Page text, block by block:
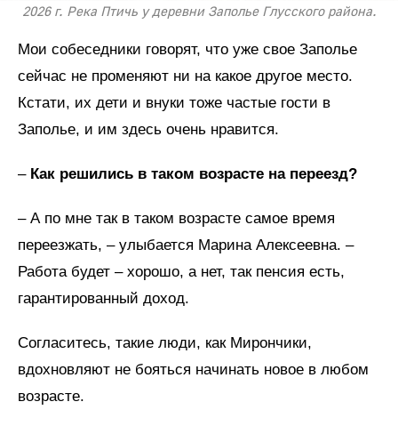
2026 г. Река Птичь у деревни Заполье Глусского района.
Мои собеседники говорят, что уже свое Заполье
сейчас не променяют ни на какое другое место.
Кстати, их дети и внуки тоже частые гости в
Заполье, и им здесь очень нравится.
– Как решились в таком возрасте на переезд?
– А по мне так в таком возрасте самое время
переезжать, – улыбается Марина Алексеевна. –
Работа будет – хорошо, а нет, так пенсия есть,
гарантированный доход.
Согласитесь, такие люди, как Мирончики,
вдохновляют не бояться начинать новое в любом
возрасте.